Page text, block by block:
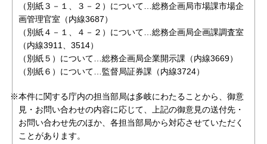
（別紙３－１、３－２）について…総務企画局市場課市場企
画管理官室（内線3687）
（別紙４－１、４－２）について…総務企画局企画課調査室
（内線3911、3514）
（別紙５）について…総務企画局企業開示課（内線3669）
（別紙６）について…監督局証券課（内線3724）
※本件に関する庁内の担当部局は多岐にわたることから、御意
見・お問い合わせの内容に応じて、上記の御意見の送付先・
お問い合わせ先のほか、各担当部局から対応させていただく
ことがあります。